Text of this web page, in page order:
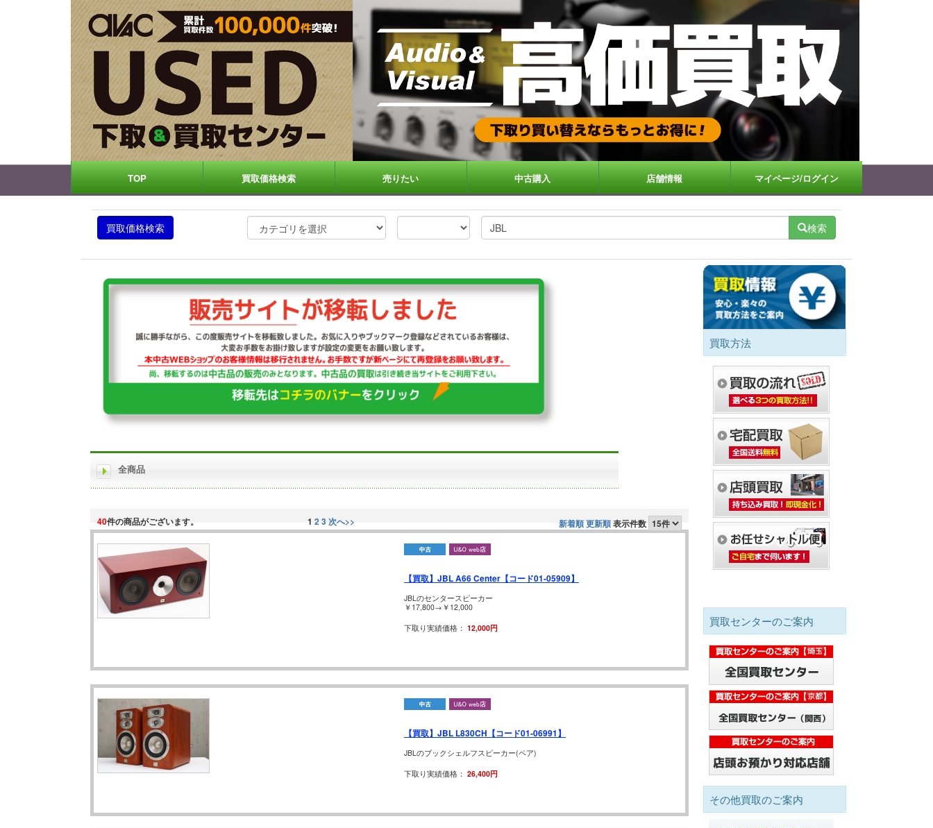
TOP 買取価格検索 売りたい 中古購入 店舗情報 マイページ/ログイン
買取価格検索 検索
全商品
40件の商品がございます。 1 23次へ>> 新着順更新順表示件数
【買取】JBL A66 Center【コード01-05909】
JBLのセンタースピーカー
￥17,800→￥12,000
下取り実績価格： 12,000円
【買取】JBL L830CH【コード01-06991】
JBLのブックシェルフスピーカー(ペア)
下取り実績価格： 26,400円
買取方法
買取センターのご案内
その他買取のご案内